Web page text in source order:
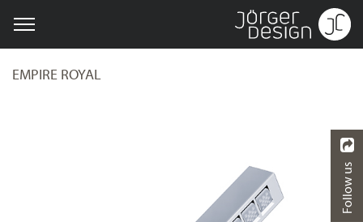
EMPIRE ROYAL
Follow us